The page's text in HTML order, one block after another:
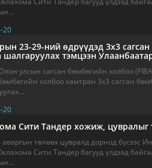
20
23-29-ний өдрүүдэд 3х3
шалгаруулах тэмцээн
улсын сагсан бөмбөгийн холбоо
холбоо хамтран 3х3 сагсан
20
Сити Тандер хожиж, цувралыг
төлөөх цувралд дорнод бүсээс
Сити Тандер багууд үлдээд